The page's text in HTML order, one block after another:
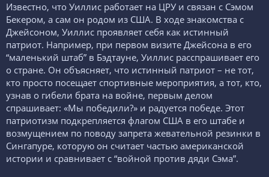
Известно, что Уиллис работает на ЦРУ и связан с Сэмом
Бекером, а сам он родом из США. В ходе знакомства с
Джейсоном, Уиллис проявляет себя как истинный
патриот. Например, при первом визите Джейсона в его
“маленький штаб” в Бэдтауне, Уиллис расспрашивает его
о стране. Он объясняет, что истинный патриот – не тот,
кто просто посещает спортивные мероприятия, а тот, кто,
узнав о гибели брата на войне, первым делом
спрашивает: «Мы победили?» и радуется победе. Этот
патриотизм подкрепляется флагом США в его штабе и
возмущением по поводу запрета жевательной резинки в
Сингапуре, которую он считает частью американской
истории и сравнивает с “войной против дяди Сэма”.